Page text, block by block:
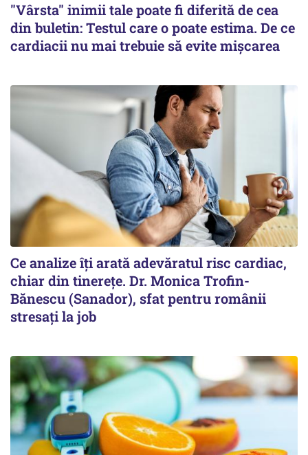
"Vârsta" inimii tale poate fi diferită de cea
din buletin: Testul care o poate estima. De ce
cardiacii nu mai trebuie să evite mișcarea
Ce analize îți arată adevăratul risc cardiac,
chiar din tinerețe. Dr. Monica Trofin-
Bănescu (Sanador), sfat pentru românii
stresați la job